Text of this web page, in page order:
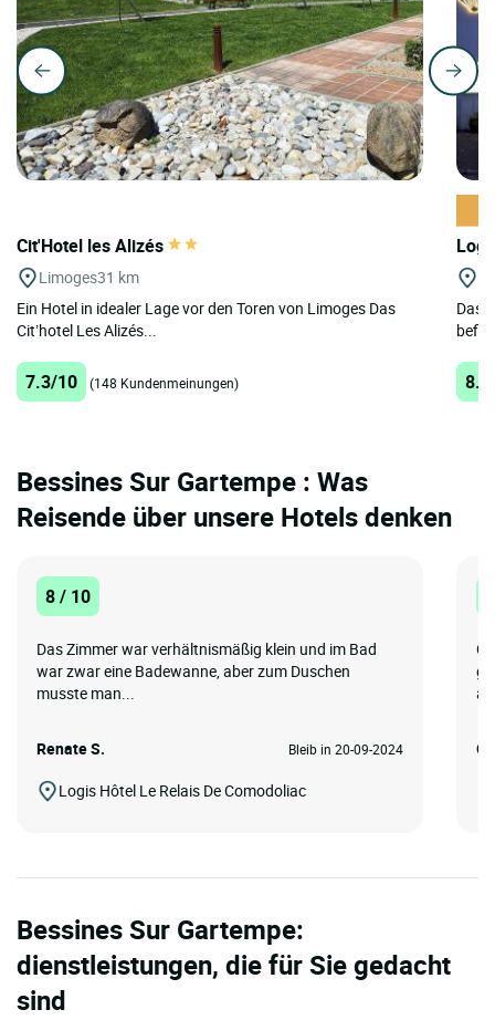
Cit'Hotel les Alizés
Limoges31 km
Ein Hotel in idealer Lage vor den Toren von Limoges Das
Cit’hotel Les Alizés...
7.3/10 (148 Kundenmeinungen)
Das
Bessines Sur Gartempe : Was
Reisende über unsere Hotels denken
8 / 10
Das Zimmer war verhältnismäßig klein und im Bad
war zwar eine Badewanne, aber zum Duschen
musste man...
Renate S. Bleib in 20-09-2024
Logis Hôtel Le Relais De Comodoliac
Bessines Sur Gartempe:
dienstleistungen, die für Sie gedacht
sind